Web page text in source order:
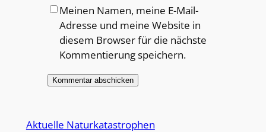
Meinen Namen, meine E-Mail-
Adresse und meine Website in
diesem Browser für die nächste
Kommentierung speichern.
Aktuelle Naturkatastrophen